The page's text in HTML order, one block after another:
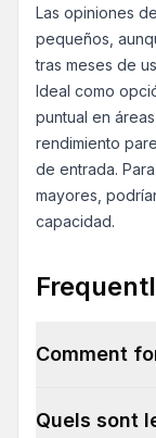
Las opiniones
pequeños,
tras meses de
Ideal como
puntual en
rendimiento
de entrada.
mayores,
capacidad.
Comment
Quels sont